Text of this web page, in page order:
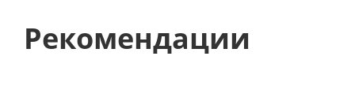
Рекомендации